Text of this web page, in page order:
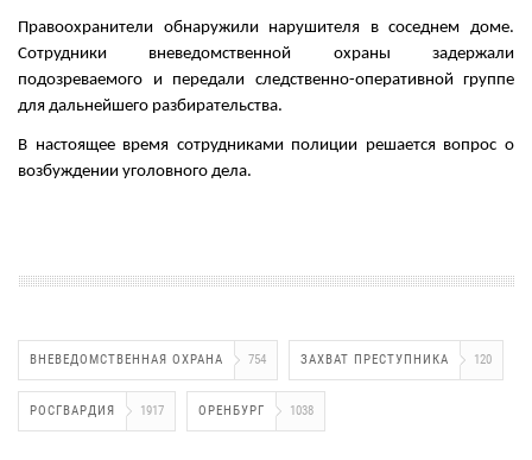
Правоохранители обнаружили нарушителя в соседнем доме.
Сотрудники вневедомственной охраны задержали
подозреваемого и передали следственно-оперативной группе
для дальнейшего разбирательства.
В настоящее время сотрудниками полиции решается вопрос о
возбуждении уголовного дела.
ВНЕВЕДОМСТВЕННАЯ ОХРАНА 754 ЗАХВАТ ПРЕСТУПНИКА 120
РОСГВАРДИЯ 1917 ОРЕНБУРГ 1038